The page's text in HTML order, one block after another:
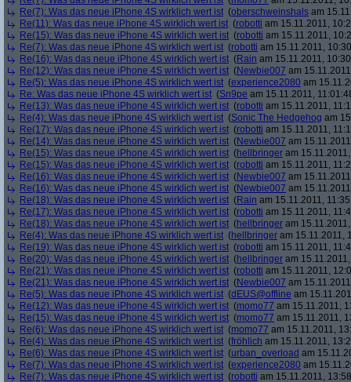
Re(7): Was das neue iPhone 4S wirklich wert ist (oberschweinshals am
Re(11): Was das neue iPhone 4S wirklich wert ist (robotti am 15.11.2011,
Re(15): Was das neue iPhone 4S wirklich wert ist (robotti am 15.11.2011,
Re(7): Was das neue iPhone 4S wirklich wert ist (robotti am 15.11.2011,
Re(16): Was das neue iPhone 4S wirklich wert ist (Rain am 15.11.2011,
Re(12): Was das neue iPhone 4S wirklich wert ist (Newbie007 am
Re(5): Was das neue iPhone 4S wirklich wert ist (experience2080 am
Re: Was das neue iPhone 4S wirklich wert ist (Sn9pe am 15.11.2011,
Re(13): Was das neue iPhone 4S wirklich wert ist (robotti am 15.11.2011,
Re(4): Was das neue iPhone 4S wirklich wert ist (Sonic The Hedgehog am
Re(17): Was das neue iPhone 4S wirklich wert ist (robotti am 15.11.2011,
Re(14): Was das neue iPhone 4S wirklich wert ist (Newbie007 am
Re(15): Was das neue iPhone 4S wirklich wert ist (hellbringer am
Re(15): Was das neue iPhone 4S wirklich wert ist (robotti am 15.11.2011,
Re(16): Was das neue iPhone 4S wirklich wert ist (Newbie007 am
Re(16): Was das neue iPhone 4S wirklich wert ist (Newbie007 am
Re(18): Was das neue iPhone 4S wirklich wert ist (Rain am 15.11.2011,
Re(17): Was das neue iPhone 4S wirklich wert ist (robotti am 15.11.2011,
Re(18): Was das neue iPhone 4S wirklich wert ist (hellbringer am
Re(4): Was das neue iPhone 4S wirklich wert ist (hellbringer am 15.11.2011,
Re(19): Was das neue iPhone 4S wirklich wert ist (robotti am 15.11.2011,
Re(20): Was das neue iPhone 4S wirklich wert ist (hellbringer am
Re(21): Was das neue iPhone 4S wirklich wert ist (robotti am 15.11.2011,
Re(21): Was das neue iPhone 4S wirklich wert ist (Newbie007 am
Re(5): Was das neue iPhone 4S wirklich wert ist (dEUS@offline am
Re(12): Was das neue iPhone 4S wirklich wert ist (momo77 am 15.11.2011,
Re(15): Was das neue iPhone 4S wirklich wert ist (momo77 am 15.11.2011,
Re(6): Was das neue iPhone 4S wirklich wert ist (momo77 am 15.11.2011,
Re(4): Was das neue iPhone 4S wirklich wert ist (fröhlich am 15.11.2011,
Re(6): Was das neue iPhone 4S wirklich wert ist (urban_overload am
Re(7): Was das neue iPhone 4S wirklich wert ist (experience2080 am
Re(7): Was das neue iPhone 4S wirklich wert ist (robotti am 15.11.2011,